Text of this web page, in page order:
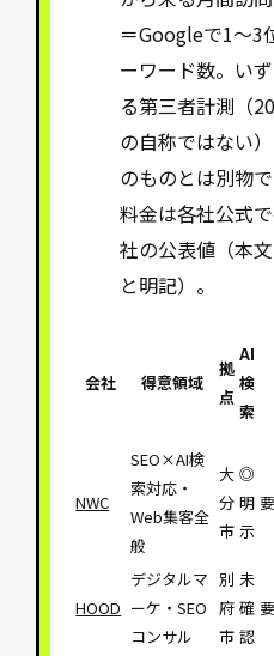
＝Googleで1〜3
ーワード数。い
る第三者計測（
の自称ではない
のものとは別物
料金は各社公式
社の公表値（本
と明記）。
会社 得意領域
拠
点
AI
検
索
NWC
SEO×AI検
索対応・
Web集客全
般
大
分
市
◎
明
示
HOOD
デジタルマ
ーケ・SEO
コンサル
別
府
市
未
確
認